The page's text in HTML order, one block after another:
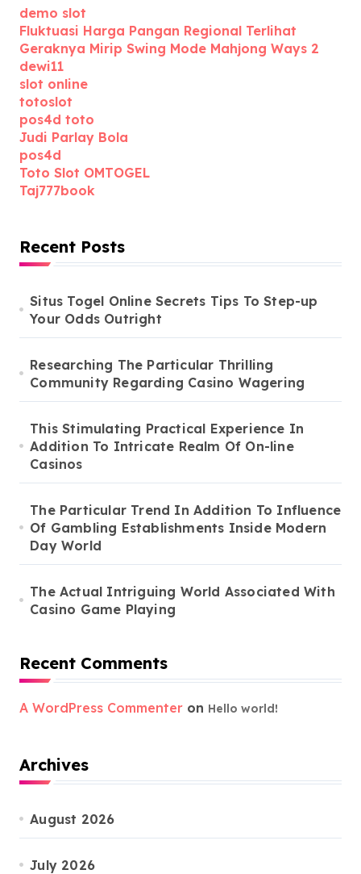
demo slot
Fluktuasi Harga Pangan Regional Terlihat
Geraknya Mirip Swing Mode Mahjong Ways 2
dewi11
slot online
totoslot
pos4d toto
Judi Parlay Bola
pos4d
Toto Slot OMTOGEL
Taj777book
Recent Posts
Situs Togel Online Secrets Tips To Step-up
Your Odds Outright
Researching The Particular Thrilling
Community Regarding Casino Wagering
This Stimulating Practical Experience In
Addition To Intricate Realm Of On-line
Casinos
The Particular Trend In Addition To Influence
Of Gambling Establishments Inside Modern
Day World
The Actual Intriguing World Associated With
Casino Game Playing
Recent Comments
A WordPress Commenter on Hello world!
Archives
August 2026
July 2026